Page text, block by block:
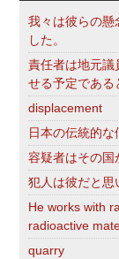
我々は彼らの懸
した。
責任者は地元議
せる予定である
displacement
日本の伝統的な
容疑者はその国
犯人は彼だと思
He works with
radioactive
quarry